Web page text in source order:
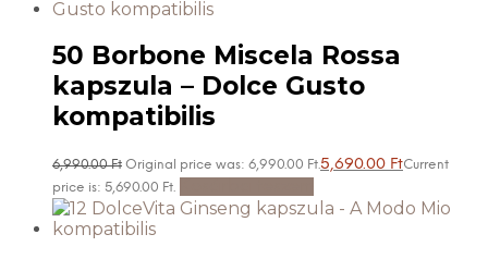
50 Borbone Miscela Rossa
kapszula – Dolce Gusto
kompatibilis
6,990.00Ft Original price was: 6,990.00 Ft.5,690.00 FtCurrent
price is: 5,690.00 Ft.